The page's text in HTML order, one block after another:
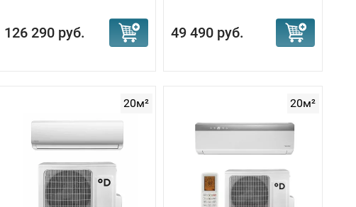
126 290 руб. 49 490 руб.
20м² 20м²